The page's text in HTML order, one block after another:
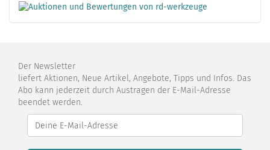
Der Newsletter
liefert Aktionen, Neue Artikel, Angebote, Tipps und Infos. Das
Abo kann jederzeit durch Austragen der E-Mail-Adresse
beendet werden.